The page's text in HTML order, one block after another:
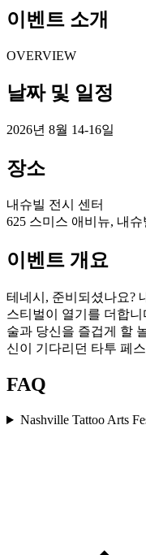
이벤트 소개
OVERVIEW
날짜 및 일정
2026년 8월 14-16일
장소
내슈빌 전시 센터
625 스미스 애비뉴, 내슈
이벤트 개요
테네시, 준비되셨나요?
스티벌이 열기를 더합
술과 당신을 즐겁게 할
신이 기다리던 타투 페
FAQ
Nashville Tattoo Arts